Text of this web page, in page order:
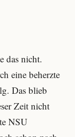
das nicht.
eine beherzte
Das blieb
Zeit nicht
NSU